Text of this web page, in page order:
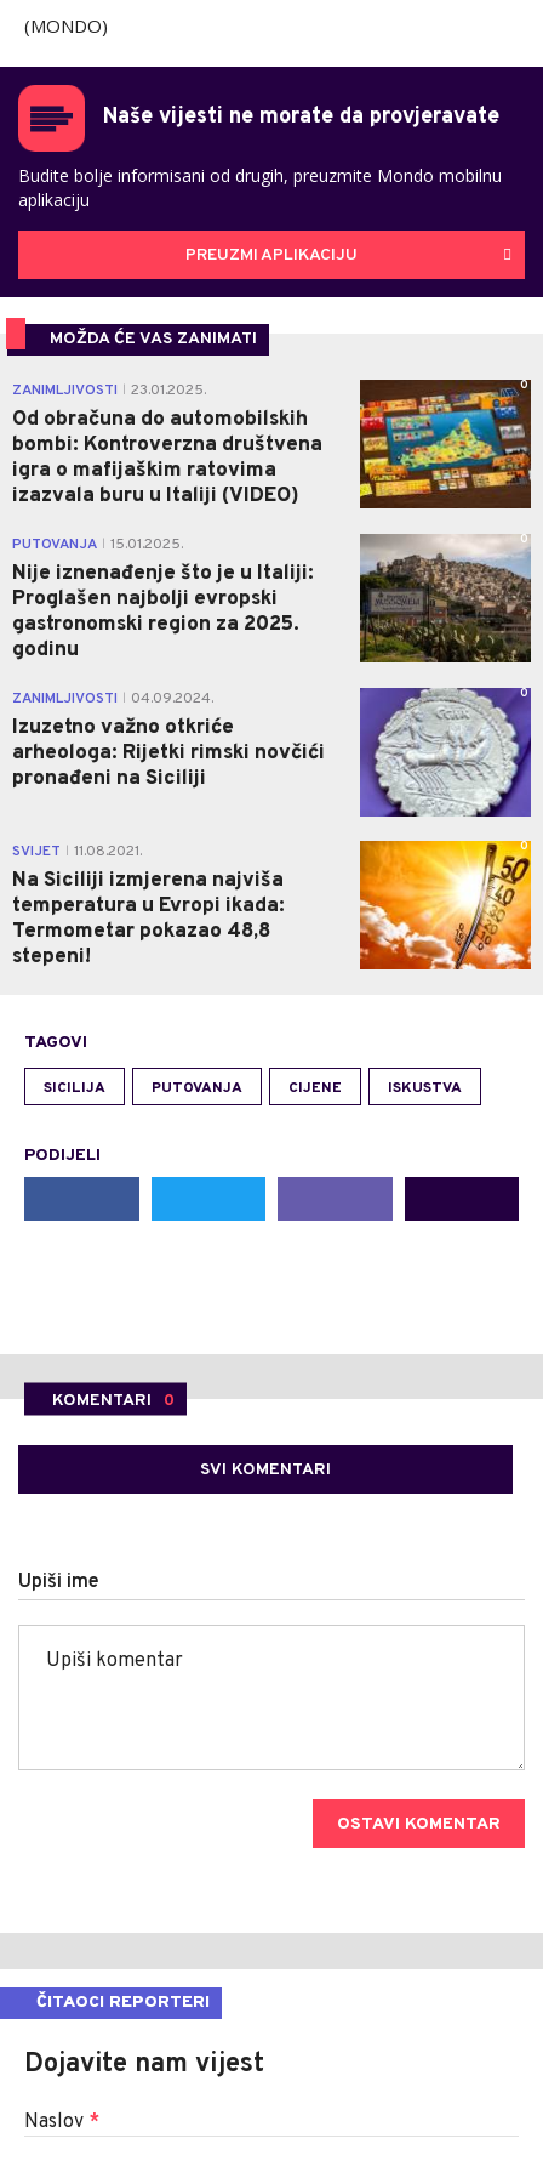
(MONDO)
Naše vijesti ne morate da provjeravate
Budite bolje informisani od drugih, preuzmite Mondo mobilnu
aplikaciju
PREUZMI APLIKACIJU
MOŽDA ĆE VAS ZANIMATI
ZANIMLJIVOSTI 23.01.2025.
Od obračuna do automobilskih
bombi: Kontroverzna društvena
igra o mafijaškim ratovima
izazvala buru u Italiji (VIDEO)
0
PUTOVANJA 15.01.2025.
Nije iznenađenje što je u Italiji:
Proglašen najbolji evropski
gastronomski region za 2025.
godinu
0
ZANIMLJIVOSTI 04.09.2024.
Izuzetno važno otkriće
arheologa: Rijetki rimski novčići
pronađeni na Siciliji
0
SVIJET 11.08.2021.
Na Siciliji izmjerena najviša
temperatura u Evropi ikada:
Termometar pokazao 48,8
stepeni!
0
TAGOVI
SICILIJA PUTOVANJA CIJENE ISKUSTVA
PODIJELI
KOMENTARI 0
SVI KOMENTARI
Upiši ime
OSTAVI KOMENTAR
ČITAOCI REPORTERI
Dojavite nam vijest
Naslov *